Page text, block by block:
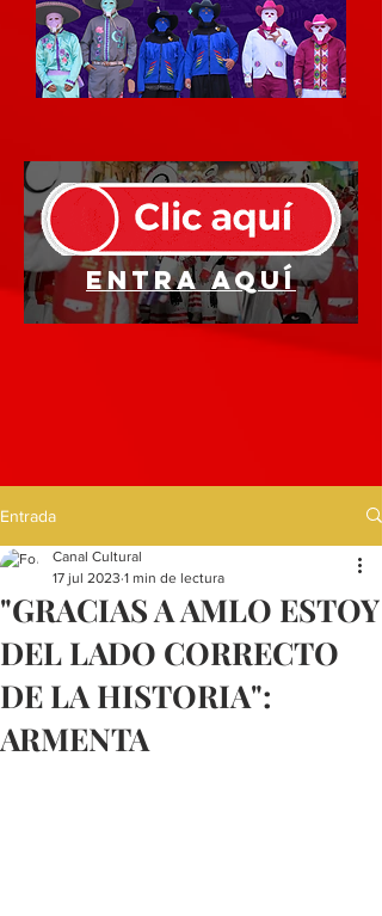
Entra aquí
Entrada
"GRACIAS A AMLO ESTOY
DEL LADO CORRECTO
DE LA HISTORIA":
ARMENTA
Canal Cultural
17 jul 2023 1 min de lectura